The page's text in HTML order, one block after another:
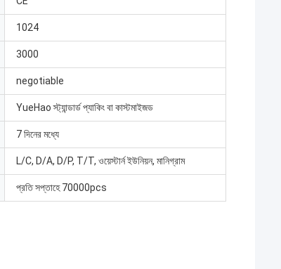
1024
3000
negotiable
YueHao স্ট্যান্ডার্ড প্যাকিং বা কাস্টমাইজড
7 দিনের মধ্যে
L/C, D/A, D/P, T/T, ওয়েস্টার্ন ইউনিয়ন, মানিগ্রাম
প্রতি সপ্তাহে 70000pcs